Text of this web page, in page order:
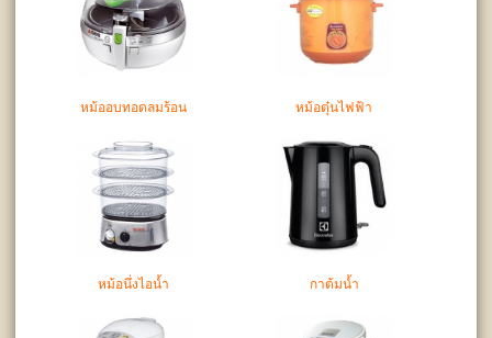
หม้ออบทอดลมร้อน หม้อตุ๋นไฟฟ้า
หม้อนึ่งไอน้ำ กาต้มน้ำ